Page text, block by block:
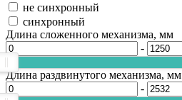
не синхронный
синхронный
Длина сложенного механизма, мм
-
Длина раздвинутого механизма, мм
-